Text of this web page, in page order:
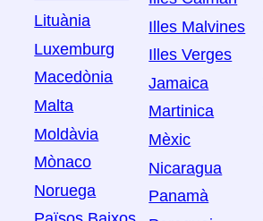
Lituània
Luxemburg
Macedònia
Malta
Moldàvia
Mònaco
Noruega
Illes Malvines
Illes Verges
Jamaica
Martinica
Mèxic
Nicaragua
Panamà